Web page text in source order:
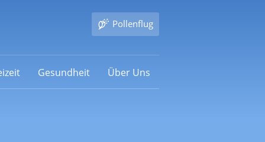
Pollenflug
Gesundheit Über Uns